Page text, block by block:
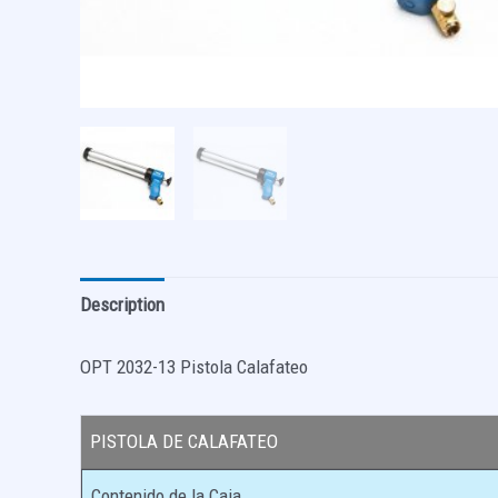
Description
OPT 2032-13 Pistola Calafateo
PISTOLA DE CALAFATEO